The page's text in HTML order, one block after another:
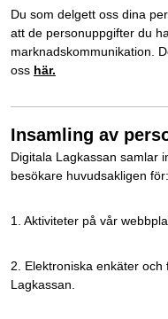
Du som delgett oss dina
att de personuppgifter du
marknadskommunikation.
oss här.
Insamling av
Digitala Lagkassan samlar
besökare huvudsakligen för:
1. Aktiviteter på vår
2. Elektroniska enkäter
Lagkassan.